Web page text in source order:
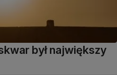
był największy